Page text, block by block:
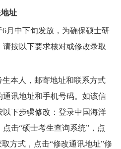
址
6月中下旬发放，为确保硕士研
按以下要求核对或修改录取
本人，邮寄地址和联系方式
讯地址和手机号码。如该信
以下步骤修改：登录中国海洋
点击“硕士考生查询系统”，点
方式，点击“修改通讯地址”修